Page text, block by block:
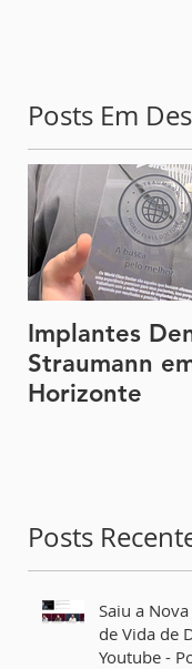
Posts Em
Implantes
Straumann
Horizonte
Posts
Saiu a Nova
de Vida de
Youtube -